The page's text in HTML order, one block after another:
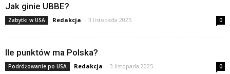
Jak ginie UBBE?
Zabytki w USA Redakcja - 3 listopada 2025 0
Ile punktów ma Polska?
Podróżowanie po USA Redakcja - 3 listopada 2025 0